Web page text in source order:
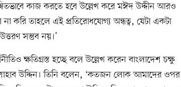
কাজ করতে হবে উল্লেখ করে মঈদ উদ্দীন আরও
না করি তাহলে এই প্রতিরোধযোগ্য অন্ধত্ব, যেটা একটা
সম্ভব নয়।’
ক্ষতিগ্রস্ত হচ্ছে বলে উল্লেখ করেন বাংলাদেশ চক্ষু
উদ্দিন। তিনি বলেন, ‘কতজন লোক আমাদের ওপর